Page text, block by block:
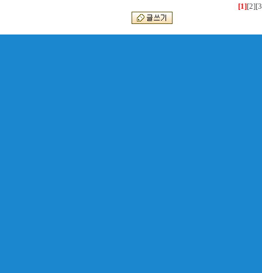
[1][2]